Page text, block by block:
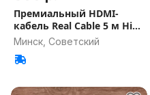
Премиальный HDMI-
кабель Real Cable 5 м High
Speed
Минск, Советский